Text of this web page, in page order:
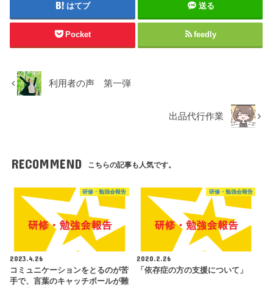
はてブ 送る
Pocket feedly
利用者の声 第一弾
出品代行作業
RECOMMEND こちらの記事も人気です。
研修・勉強会報告
2023.4.26
コミュニケーションをとるのが苦
手で、言葉のキャッチボールが難
研修・勉強会報告
2020.2.26
「依存症の方の支援について」